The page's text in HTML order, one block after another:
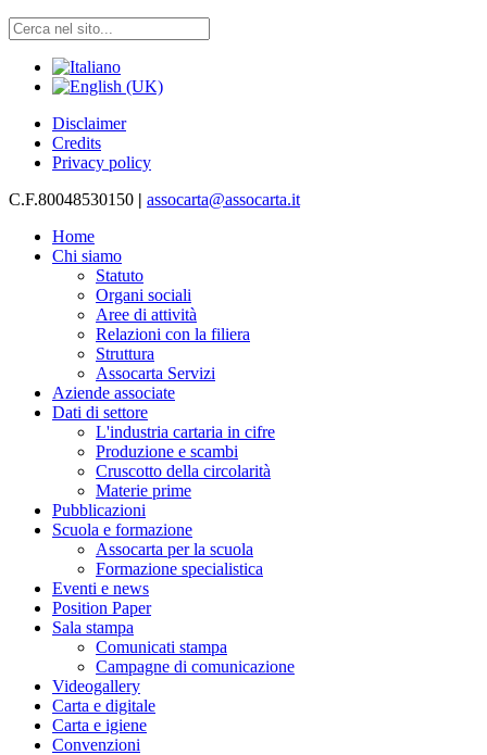
Disclaimer
Credits
Privacy policy
C.F.80048530150 | assocarta@assocarta.it
Home
Chi siamo
Statuto
Organi sociali
Aree di attività
Relazioni con la filiera
Struttura
Assocarta Servizi
Aziende associate
Dati di settore
L'industria cartaria in cifre
Produzione e scambi
Cruscotto della circolarità
Materie prime
Pubblicazioni
Scuola e formazione
Assocarta per la scuola
Formazione specialistica
Eventi e news
Position Paper
Sala stampa
Comunicati stampa
Campagne di comunicazione
Videogallery
Carta e digitale
Carta e igiene
Convenzioni